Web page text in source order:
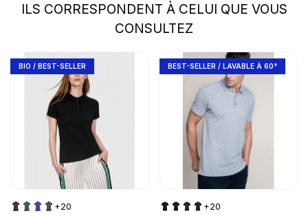
ILS CORRESPONDENT À CELUI QUE VOUS
CONSULTEZ
slide1 to 2of 5
BIO / BEST-SELLER
+20
Go to product page BEST-SELLER / LAVABLE À 60°
+20
Go to product page